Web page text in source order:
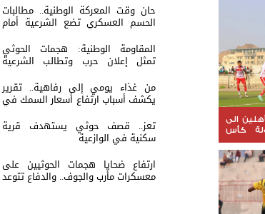
الى
بطولة كأس
حان وقت المعركة الوطنية.. مطالبات
الحسم العسكري تضع الشرعية أمام
اختبار القرار
المقاومة الوطنية: هجمات الحوثي
تمثل إعلان حرب وتطالب الشرعية
بتحريك الجبهات
من غذاء يومي إلى رفاهية.. تقرير
يكشف أسباب ارتفاع أسعار السمك في
تعز.. قصف حوثي يستهدف قرية
سكنية في الوازعية
ارتفاع ضحايا هجمات الحوثيين على
معسكرات مأرب والجوف.. والدفاع تتوعد